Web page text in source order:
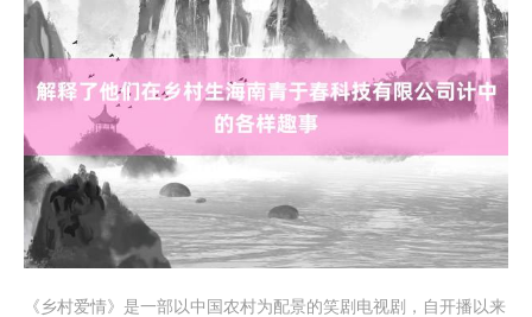
《乡村爱情》是一部以中国农村为配景的笑剧电视剧，自开播以来